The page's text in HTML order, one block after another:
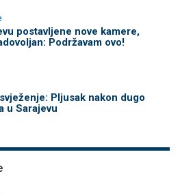
postavljene nove kamere,
Podržavam ovo!
Pljusak nakon dugo
u Sarajevu